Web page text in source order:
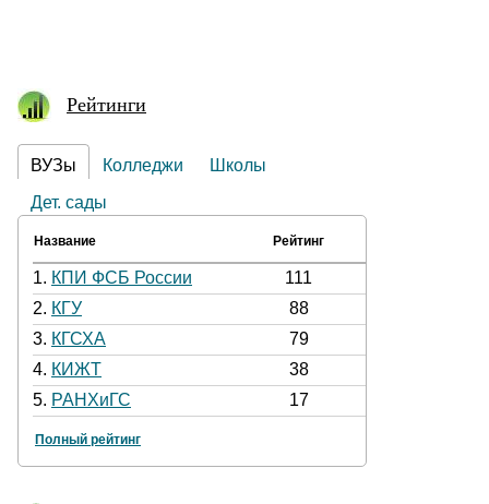
Рейтинги
ВУЗы Колледжи
Школы
Дет. сады
Название Рейтинг
1. КПИ ФСБ России
111
2. КГУ
88
3. КГСХА
79
4. КИЖТ
38
5. РАНХиГС 17
Полный рейтинг